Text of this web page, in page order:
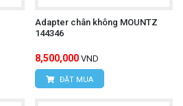
Adapter chân không MOUNTZ
144346
8,500,000 VND
ĐẶT MUA